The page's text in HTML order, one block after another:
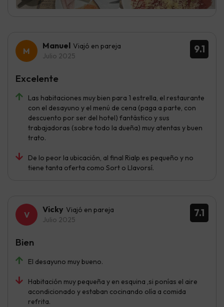
9.1
Manuel Viajó en pareja
Julio 2025
Las habitaciones muy bien para 1 estrella, el restaurante
con el desayuno y el menú de cena (paga a parte, con
descuento por ser del hotel) fantástico y sus
trabajadoras (sobre todo la dueña) muy atentas y buen
trato.
De lo peor la ubicación, al final Rialp es pequeño y no
tiene tanta oferta como Sort o Llavorsí.
Excelente
7.1
Vicky Viajó en pareja
Julio 2025
El desayuno muy bueno.
Habitación muy pequeña y en esquina ,si ponías el aire
acondicionado y estaban cocinando olía a comida
refrita.
Bien